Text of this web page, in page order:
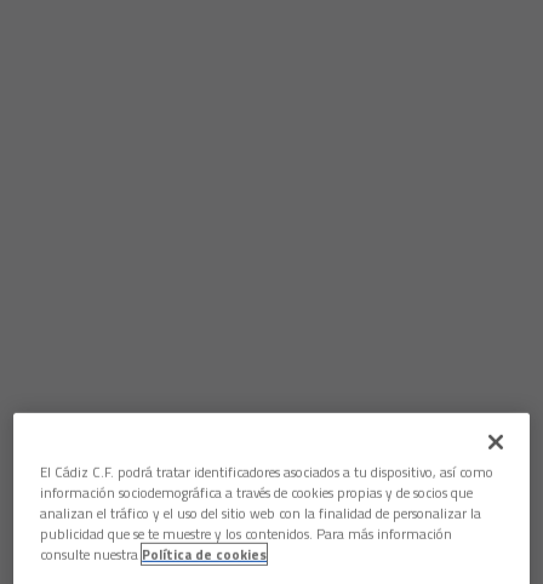
El Cádiz C.F. podrá tratar identificadores asociados a tu dispositivo, así como
información sociodemográfica a través de cookies propias y de socios que
analizan el tráfico y el uso del sitio web con la finalidad de personalizar la
publicidad que se te muestre y los contenidos. Para más información
consulte nuestra Política de cookies